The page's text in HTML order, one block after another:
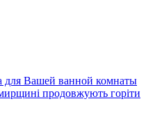
для Вашей ванной комнаты
продовжують горіти